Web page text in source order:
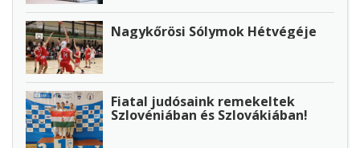
Nagykőrösi Sólymok Hétvégéje
Fiatal judósaink remekeltek
Szlovéniában és Szlovákiában!